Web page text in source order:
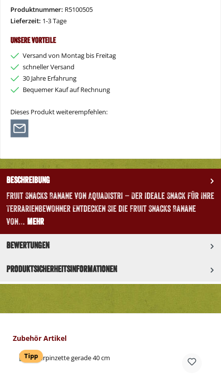
Produktnummer: R5100505
Lieferzeit: 1-3 Tage
Unsere Vorteile
Versand von Montag bis Freitag
schneller Versand
30 Jahre Erfahrung
Bequemer Kauf auf Rechnung
Dieses Produkt weiterempfehlen:
Beschreibung
Fruit Snacks Banane von AquaDistri – Der ideale Snack für Ihre
Terrarienbewohner Entdecken Sie die Fruit Snacks Banane
von… Mehr
Bewertungen
Produktsicherheitsinformationen
Produktgalerie überspringen
Zubehör Artikel
Tipp